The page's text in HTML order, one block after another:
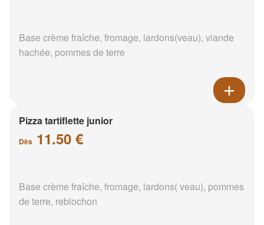
Base crème fraîche, fromage, lardons(veau), viande
hachée, pommes de terre
Pizza tartiflette junior
Dès 11.50 €
Base crème fraîche, fromage, lardons( veau), pommes
de terre, reblochon